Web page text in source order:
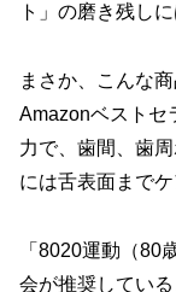
ト」の磨き残し
まさか、こんな
Amazonベストセ
力で、歯間、歯
には舌表面まで
「8020運動（80
会が推奨してい